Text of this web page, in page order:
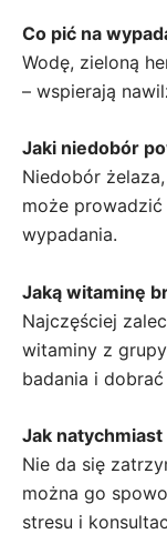
Co pić na
Wodę, zieloną
– wspierają
Jaki niedobór
Niedobór
może prowadzić
wypadania.
Jaką witaminę
Najczęściej
witaminy z
badania i
Jak
Nie da się
można go
stresu i